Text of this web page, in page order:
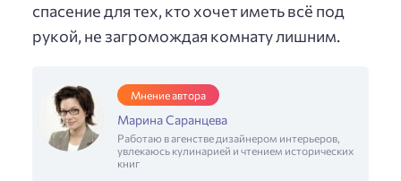
спасение для тех, кто хочет иметь всё под
рукой, не загромождая комнату лишним.
Мнение автора
Марина Саранцева
Работаю в агенстве дизайнером интерьеров,
увлекаюсь кулинарией и чтением исторических
книг